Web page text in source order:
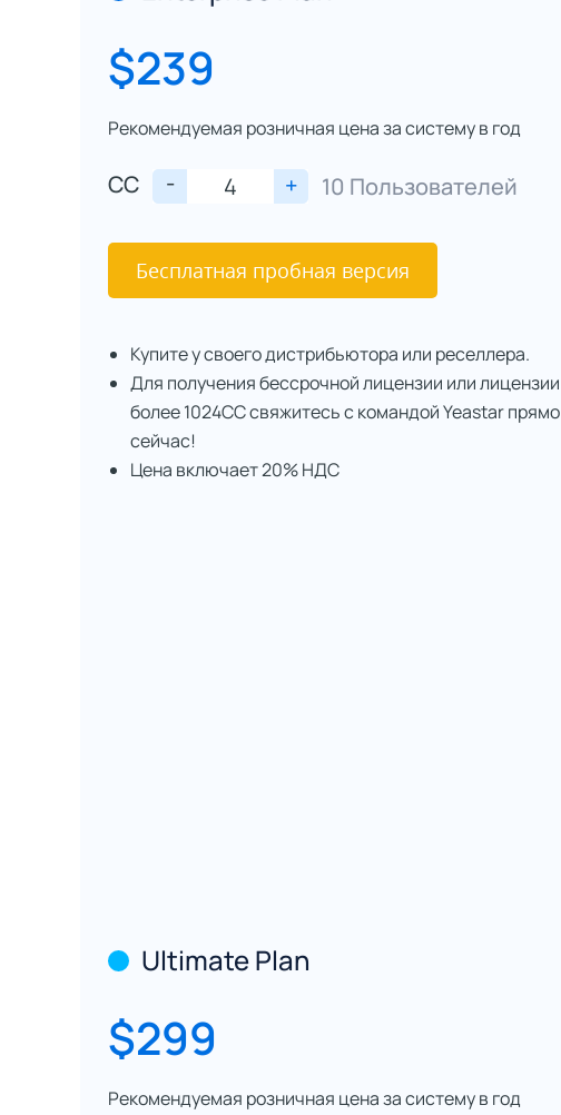
$239
Рекомендуемая розничная цена за систему в год
CC - + 10 Пользователей
Бесплатная пробная версия
Купите у своего дистрибьютора или реселлера.
Для получения бессрочной лицензии или лицензии
более 1024CC свяжитесь с командой Yeastar прямо
сейчас!
Цена включает 20% НДС
Ultimate Plan
$299
Рекомендуемая розничная цена за систему в год